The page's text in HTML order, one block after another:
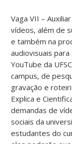
Vaga VII –
vídeos, além de
e também na
audiovisuais
YouTube da
campus, de
gravação e
Explica e
demandas de
sociais da
estudantes do